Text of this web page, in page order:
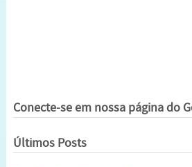
Conecte-se em nossa página do
Últimos Posts